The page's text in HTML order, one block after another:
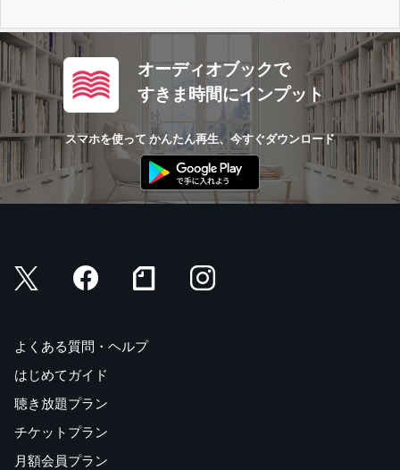
オーディオブックで
すきま時間にインプット
スマホを使って かんたん再生、今すぐダウンロード
よくある質問・ヘルプ
はじめてガイド
聴き放題プラン
チケットプラン
月額会員プラン